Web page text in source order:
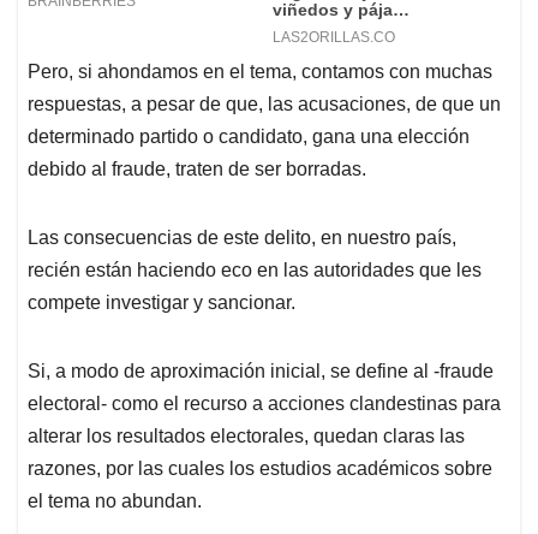
Pero, si ahondamos en el tema, contamos con muchas
respuestas, a pesar de que, las acusaciones, de que un
determinado partido o candidato, gana una elección
debido al fraude, traten de ser borradas.
Las consecuencias de este delito, en nuestro país,
recién están haciendo eco en las autoridades que les
compete investigar y sancionar.
Si, a modo de aproximación inicial, se define al -fraude
electoral- como el recurso a acciones clandestinas para
alterar los resultados electorales, quedan claras las
razones, por las cuales los estudios académicos sobre
el tema no abundan.